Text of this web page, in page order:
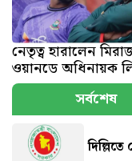
নেতৃত্ব হারালেন
ওয়ানডে অধিনায়ক
সর্বশেষ